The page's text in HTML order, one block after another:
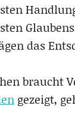
das
braucht
gezeigt,